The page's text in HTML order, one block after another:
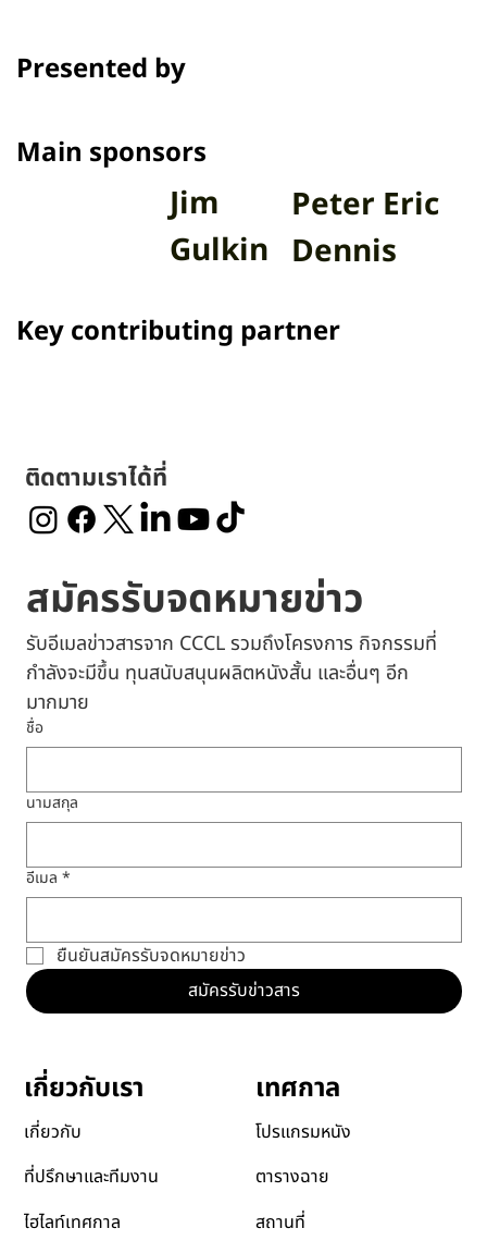
Presented by
Main sponsors
Peter Eric
Dennis
Jim
Gulkin
Key contributing partner
ติดตามเราได้ที่
สมัครรับจดหมายข่าว
รับอีเมลข่าวสารจาก CCCL รวมถึงโครงการ กิจกรรมที่
กำลังจะมีขึ้น ทุนสนับสนุนผลิตหนังสั้น และอื่นๆ อีก
มากมาย
ชื่อ
นามสกุล
อีเมล *
ยืนยันสมัครรับจดหมายข่าว
สมัครรับข่าวสาร
เกี่ยวกับเรา
เกี่ยวกับ
ที่ปรึกษาและทีมงาน
ไฮไลท์เทศกาล
เทศกาล
โปรแกรมหนัง
ตารางฉาย
สถานที่